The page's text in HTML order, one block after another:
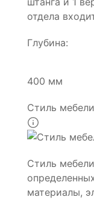
отдела
Глубина:
400 мм
Стиль
Стиль
материалы,